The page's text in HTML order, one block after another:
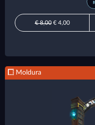
€ 8,00€ 4,00
Moldura